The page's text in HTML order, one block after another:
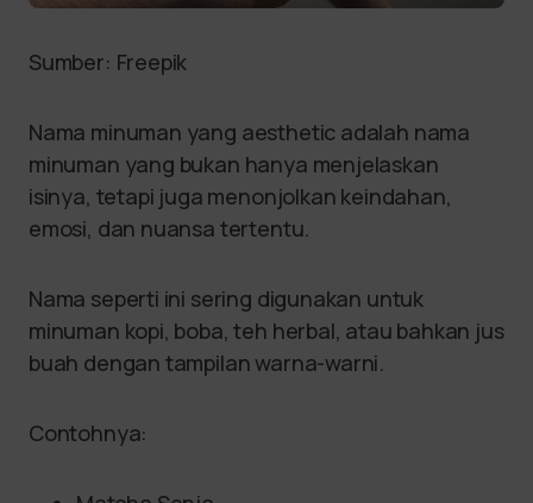
Sumber: Freepik
Nama minuman yang aesthetic adalah nama
minuman yang bukan hanya menjelaskan
isinya, tetapi juga menonjolkan keindahan,
emosi, dan nuansa tertentu.
Nama seperti ini sering digunakan untuk
minuman kopi, boba, teh herbal, atau bahkan jus
buah dengan tampilan warna-warni.
Contohnya: